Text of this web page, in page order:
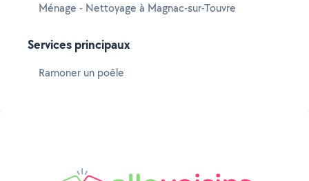
Ménage - Nettoyage à Magnac-sur-Touvre
Services principaux
Ramoner un poêle